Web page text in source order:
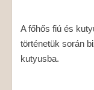
A főhős fiú és
történetük során
kutyusba.